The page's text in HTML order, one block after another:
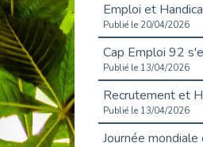
Publié le 20/04/2026
Publié le 13/04/2026
Publié le 13/04/2026